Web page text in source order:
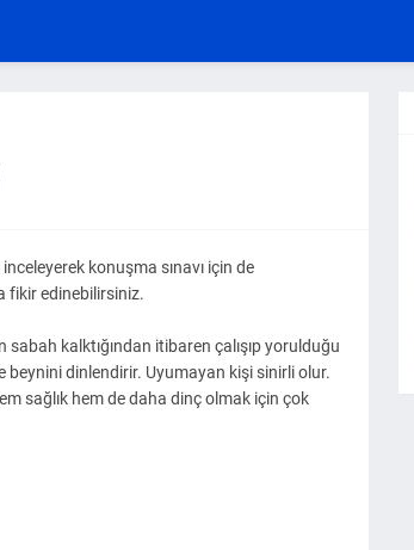
konuşma sınavı için de
fikir edinebilirsiniz.
kalktığından itibaren çalışıp yorulduğu
beynini dinlendirir. Uyumayan kişi sinirli olur.
sağlık hem de daha dinç olmak için çok